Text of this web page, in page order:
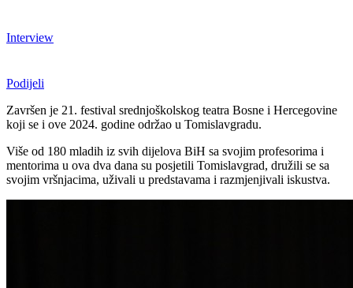
Interview
Podijeli
Završen je 21. festival srednjoškolskog teatra Bosne i Hercegovine
koji se i ove 2024. godine održao u Tomislavgradu.
Više od 180 mladih iz svih dijelova BiH sa svojim profesorima i
mentorima u ova dva dana su posjetili Tomislavgrad, družili se sa
svojim vršnjacima, uživali u predstavama i razmjenjivali iskustva.